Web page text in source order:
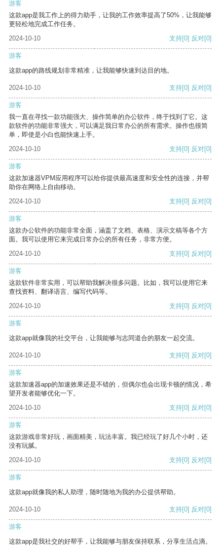
游客
这款app是我工作上的得力助手，让我的工作效率提高了50%，让我能够
更轻松地完成工作任务。
2024-10-10
支持[0] 反对[0]
游客
这款app的路线规划非常精准，让我能够快速到达目的地。
2024-10-10 支持[0] 反对[0]
游客
我一直在寻找一款功能强大、操作简单的办公软件，终于找到了它。这
款软件的功能非常强大，可以满足我日常办公的所有需求。操作也很简
单，即使是小白也能快速上手。
2024-10-10
支持[0] 反对[0]
游客
这款加速器VPM应用程序可以给你提供最高速度和安全性的连接，并帮
助你在网络上自由移动。
2024-10-10
支持[0] 反对[0]
游客
这款办公软件的功能非常全面，涵盖了文档、表格、演示文稿等各个方
面。我可以使用它来完成日常办公的所有任务，非常方便。
2024-10-10
支持[0] 反对[0]
游客
这款软件非常实用，可以帮助我解决很多问题。比如，我可以使用它来
查找资料、翻译语言、编写代码等。
2024-10-10
支持[0] 反对[0]
游客
这款app就像我的社交平台，让我能够与志同道合的朋友一起交流。
2024-10-10 支持[0] 反对[0]
游客
这款加速器app的加速效果还是不错的，但偶尔也会出现卡顿的情况，希
望开发者能够优化一下。
2024-10-10
支持[0] 反对[0]
游客
这款游戏非常好玩，画面精美，玩法丰富。我已经玩了好几个小时，还
没有玩腻。
2024-10-10
支持[0] 反对[0]
游客
这款app就像我的私人助理，随时随地为我的办公提供帮助。
2024-10-10 支持[0] 反对[0]
游客
这款app是我社交的好帮手，让我能够与朋友保持联系，分享生活点滴。